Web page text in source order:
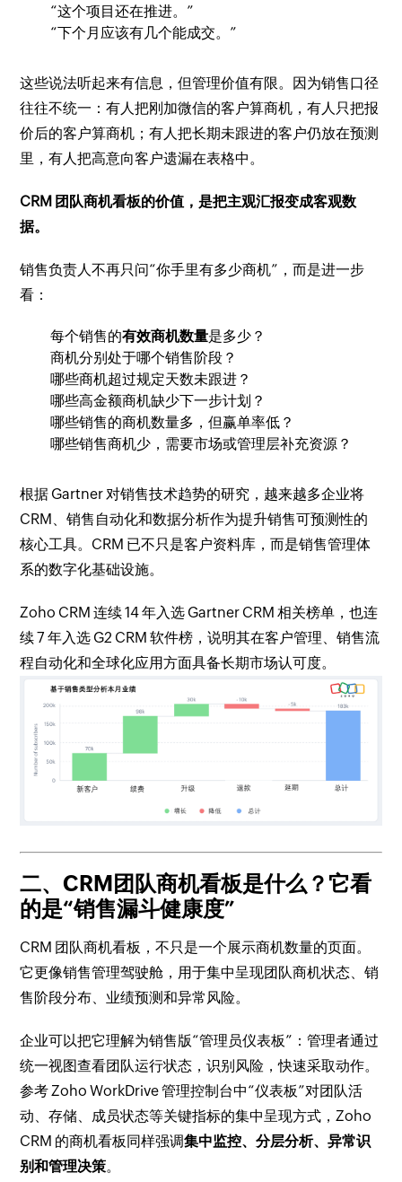
“这个项目还在推进。”
“下个月应该有几个能成交。”
这些说法听起来有信息，但管理价值有限。因为销售口径
往往不统一：有人把刚加微信的客户算商机，有人只把报
价后的客户算商机；有人把长期未跟进的客户仍放在预测
里，有人把高意向客户遗漏在表格中。
CRM 团队商机看板的价值，是把主观汇报变成客观数
据。
销售负责人不再只问“你手里有多少商机”，而是进一步
看：
每个销售的有效商机数量是多少？
商机分别处于哪个销售阶段？
哪些商机超过规定天数未跟进？
哪些高金额商机缺少下一步计划？
哪些销售的商机数量多，但赢单率低？
哪些销售商机少，需要市场或管理层补充资源？
根据 Gartner 对销售技术趋势的研究，越来越多企业将
CRM、销售自动化和数据分析作为提升销售可预测性的
核心工具。CRM 已不只是客户资料库，而是销售管理体
系的数字化基础设施。
Zoho CRM 连续 14 年入选 Gartner CRM 相关榜单，也连
续 7 年入选 G2 CRM 软件榜，说明其在客户管理、销售流
程自动化和全球化应用方面具备长期市场认可度。
二、CRM团队商机看板是什么？它看
的是“销售漏斗健康度”
CRM 团队商机看板，不只是一个展示商机数量的页面。
它更像销售管理驾驶舱，用于集中呈现团队商机状态、销
售阶段分布、业绩预测和异常风险。
企业可以把它理解为销售版“管理员仪表板”：管理者通过
统一视图查看团队运行状态，识别风险，快速采取动作。
参考 Zoho WorkDrive 管理控制台中“仪表板”对团队活
动、存储、成员状态等关键指标的集中呈现方式，Zoho
CRM 的商机看板同样强调集中监控、分层分析、异常识
别和管理决策。